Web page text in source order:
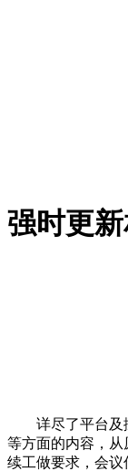
强时更
详尽了平台及挪
等方面的内容，
续工做要求，会议